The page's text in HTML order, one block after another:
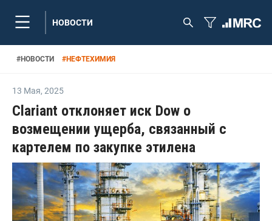
НОВОСТИ
#НОВОСТИ #НЕФТЕХИМИЯ
13 Мая, 2025
Clariant отклоняет иск Dow о
возмещении ущерба, связанный с
картелем по закупке этилена